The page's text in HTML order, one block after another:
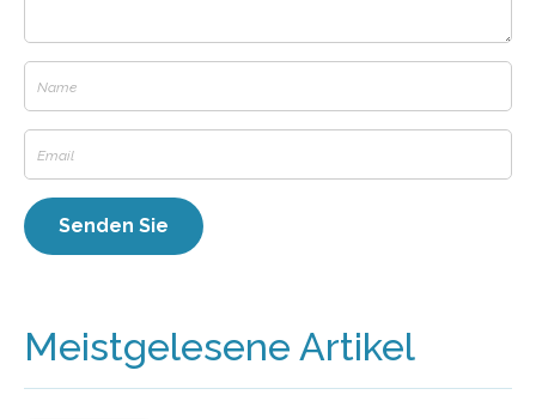
Meistgelesene Artikel